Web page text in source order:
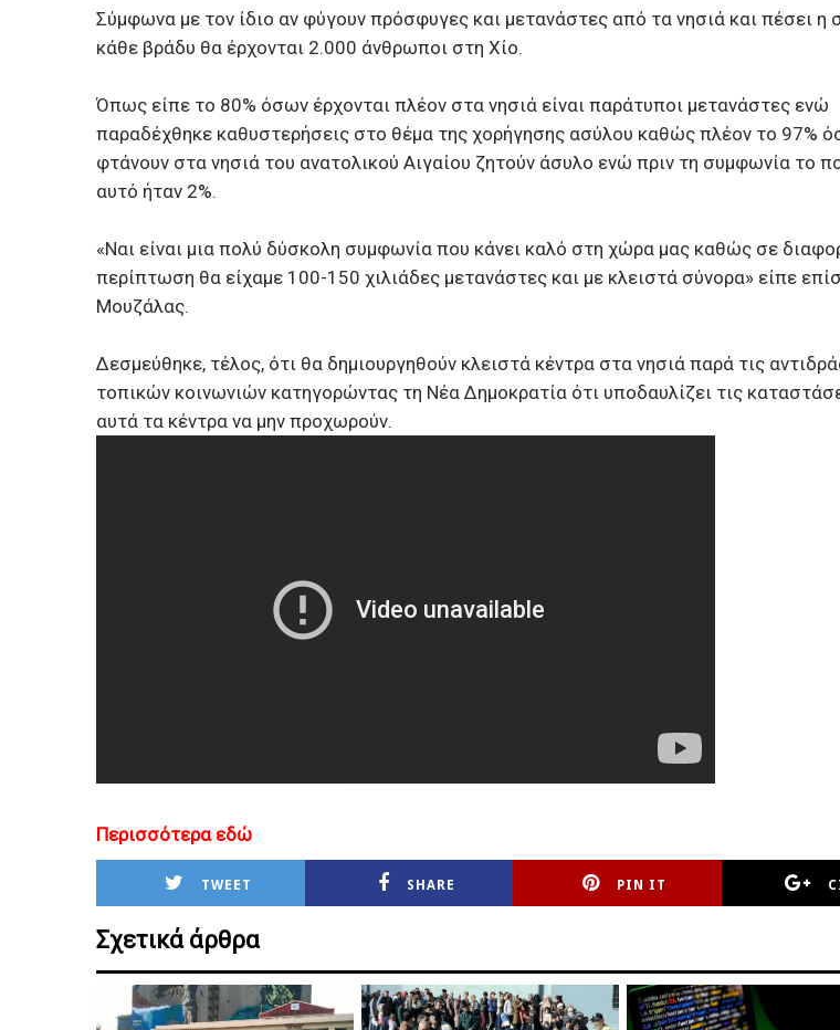
Σύμφωνα με τον ίδιο αν φύγουν πρόσφυγες και μετανάστες από τα νησιά και πέσει η
κάθε βράδυ θα έρχονται 2.000 άνθρωποι στη Χίο.
Όπως είπε το 80% όσων έρχονται πλέον στα νησιά είναι παράτυποι μετανάστες ενώ
παραδέχθηκε καθυστερήσεις στο θέμα της χορήγησης ασύλου καθώς πλέον το 97%
φτάνουν στα νησιά του ανατολικού Αιγαίου ζητούν άσυλο ενώ πριν τη συμφωνία το
αυτό ήταν 2%.
«Ναι είναι μια πολύ δύσκολη συμφωνία που κάνει καλό στη χώρα μας καθώς σε
περίπτωση θα είχαμε 100-150 χιλιάδες μετανάστες και με κλειστά σύνορα» είπε
Μουζάλας.
Δεσμεύθηκε, τέλος, ότι θα δημιουργηθούν κλειστά κέντρα στα νησιά παρά τις
τοπικών κοινωνιών κατηγορώντας τη Νέα Δημοκρατία ότι υποδαυλίζει τις
αυτά τα κέντρα να μην προχωρούν.
Περισσότερα εδώ
TWEET SHARE PIN IT
Σχετικά άρθρα